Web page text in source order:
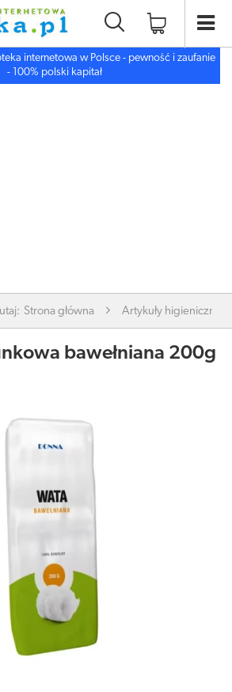
internetowa w Polsce - pewność i zaufanie
- 100% polski kapitał
Strona główna Artykuły higieniczne
bawełniana 200g